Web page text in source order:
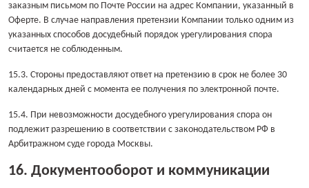
заказным письмом по Почте России на адрес Компании, указанный в
Оферте. В случае направления претензии Компании только одним из
указанных способов досудебный порядок урегулирования спора
считается не соблюденным.
15.3. Стороны предоставляют ответ на претензию в срок не более 30
календарных дней с момента ее получения по электронной почте.
15.4. При невозможности досудебного урегулирования спора он
подлежит разрешению в соответствии с законодательством РФ в
Арбитражном суде города Москвы.
16. Документооборот и коммуникации